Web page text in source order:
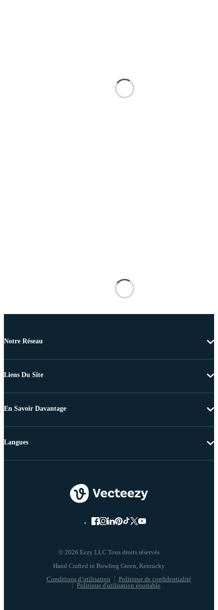
Notre Réseau
Liens Du Site
En Savoir Davantage
© 2026 Eezy LLC Tous droits réservés
Conditions d’utilisation
Politique de confidentialité
Politique d'utilisation équitable
Langues